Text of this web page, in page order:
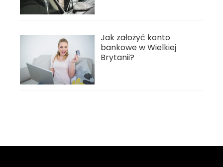
Jak założyć konto
bankowe w Wielkiej
Brytanii?